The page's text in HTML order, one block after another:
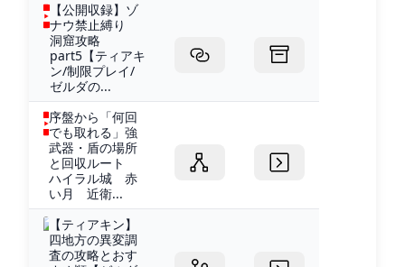
【公開収録】ゾ
ナウ禁止縛り
洞窟攻略
part5【ティアキ
ン/制限プレイ/
ゼルダの...
序盤から「何回
でも取れる」強
武器・盾の場所
と回収ルート
ハイラル城 赤
い月 近衛...
【ティアキン】
四地方の異変調
査の攻略とおす